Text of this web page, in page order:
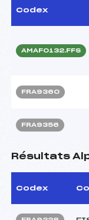
Codex
AMAF0132.FFS
FRA9360
FRA9356
Résultats
Codex